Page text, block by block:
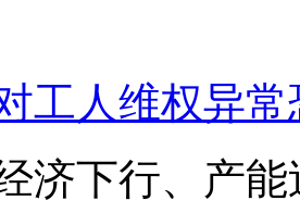
工人维权异
济下行、产